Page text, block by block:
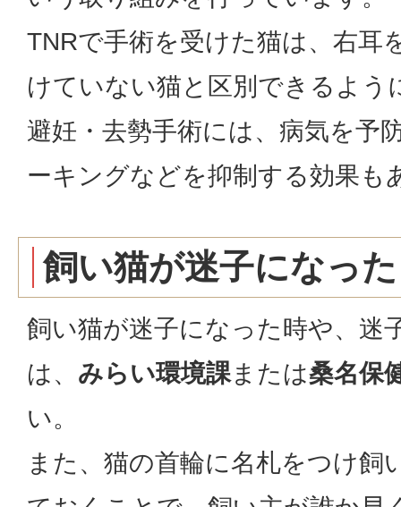
TNRで手術を受けた猫は、右耳
けていない猫と区別できるよう
避妊・去勢手術には、病気を予
ーキングなどを抑制する効果も
飼い猫が迷子になっ
飼い猫が迷子になった時や、迷
は、 みらい環境課または桑名保
い。
また、猫の首輪に名札をつけ飼